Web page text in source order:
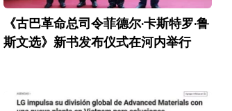
《古巴革命总司令菲德尔·卡斯特罗·鲁
斯文选》新书发布仪式在河内举行